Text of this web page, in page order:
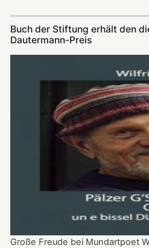
gibt
Buch der Stiftung erhält den
Dautermann-Preis
Große Freude bei Mundartpoet